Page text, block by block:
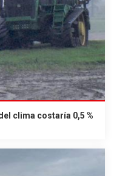
clima costaría 0,5 %